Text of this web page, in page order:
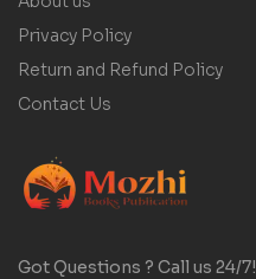
Privacy Policy
Return and Refund Policy
Contact Us
Got Questions ? Call us 24/7!